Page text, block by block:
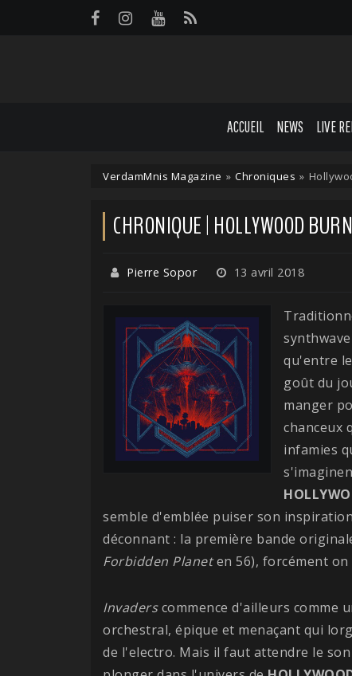
ACCUEIL NEWS LIVE
VerdamMnis Magazine » Chroniques »
CHRONIQUE | HOLLYWOOD
Pierre Sopor 13 avril 2018
qu'entre
goût du
manger
chanceux
infamies
semble d'emblée puiser son
déconnant : la première bande
Forbidden Planeten 56), forcément
Invaderscommence d'ailleurs comme
orchestral, épique et menaçant qui
de l'electro. Mais il faut attendre le
Panneau de gestion des cookies